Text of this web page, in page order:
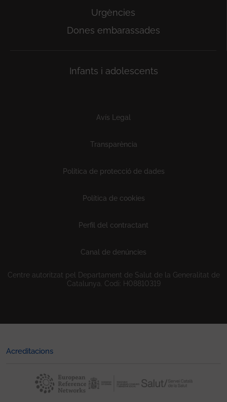
Urgències
Dones embarassades
Infants i adolescents
Avís Legal
Transparència
Política de protecció de dades
Política de cookies
Perfil del contractant
Canal de denúncies
Centre autoritzat pel Departament de Salut de la Generalitat de
Catalunya. Codi: H08810319
Acreditacions